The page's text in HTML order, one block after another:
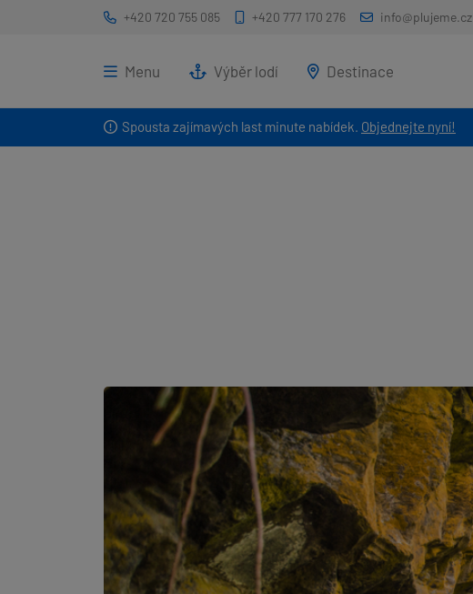
Spousta zajímavých last minute nabídek. Objednejte nyní!
+420 720 755 085 +420 777 170 276 info@plujeme.cz
Menu Výběr lodí Destinace